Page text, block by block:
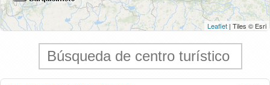
Leaflet | Tiles © Esri